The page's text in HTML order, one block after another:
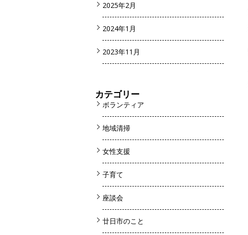
2025年2月
2024年1月
2023年11月
カテゴリー
ボランティア
地域清掃
女性支援
子育て
座談会
廿日市のこと